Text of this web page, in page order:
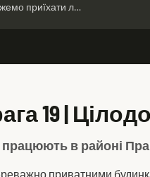
приїхати л…
19 |
працюють в районі
приватними